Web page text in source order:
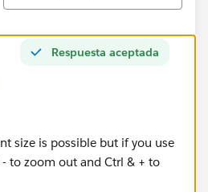
Respuesta aceptada
size is possible but if you use
to zoom out and Ctrl & + to